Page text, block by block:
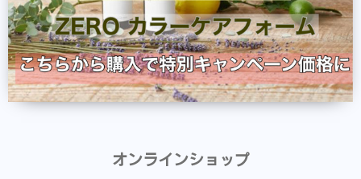
オンラインショップ